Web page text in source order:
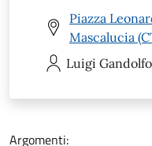
Piazza
Mascalucia
Luigi Gandolfo
Argomenti: